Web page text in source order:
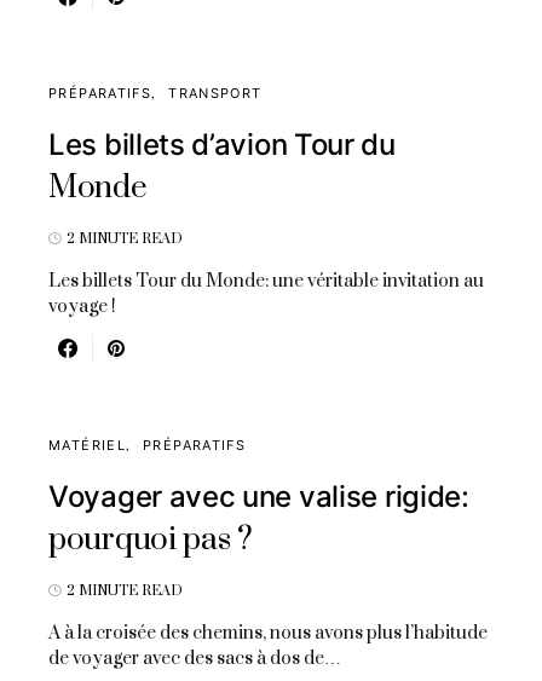
PRÉPARATIFS TRANSPORT
Les billets d’avion Tour du
Monde
2 MINUTE READ
Les billets Tour du Monde: une véritable invitation au
voyage !
MATÉRIEL PRÉPARATIFS
Voyager avec une valise rigide:
pourquoi pas ?
2 MINUTE READ
A à la croisée des chemins, nous avons plus l’habitude
de voyager avec des sacs à dos de…